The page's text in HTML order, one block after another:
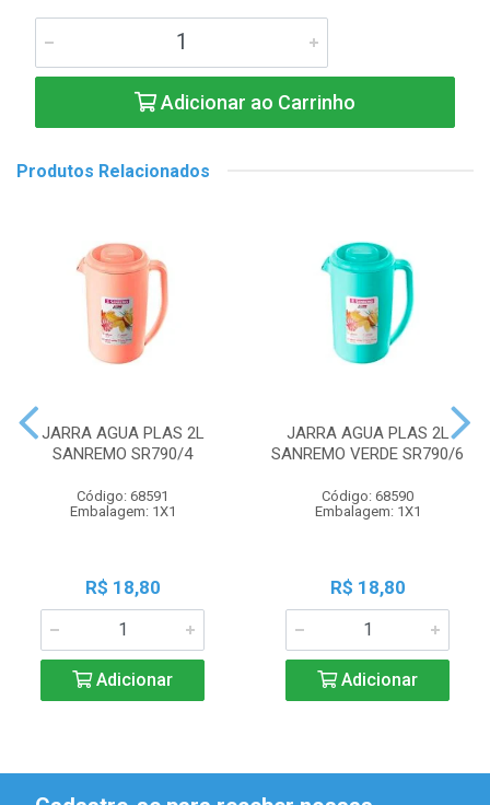
Adicionar ao Carrinho
Produtos Relacionados
JARRA AGUA PLAS 2L
SANREMO SR790/4
Código: 68591
Embalagem: 1X1
R$ 18,80
Adicionar
JARRA AGUA PLAS 2L
SANREMO VERDE SR790/6
Código: 68590
Embalagem: 1X1
R$ 18,80
Adicionar